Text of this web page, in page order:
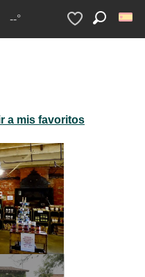
--°
Voir les favoris
favoris
a mis favoritos